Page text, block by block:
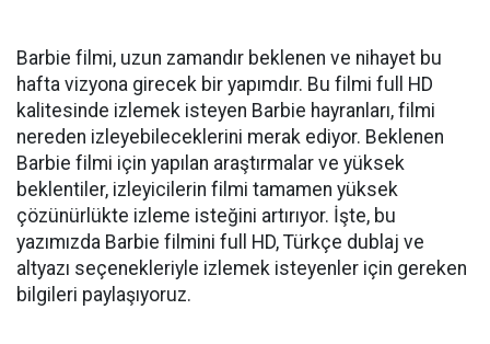
Barbie filmi, uzun zamandır beklenen ve nihayet bu
hafta vizyona girecek bir yapımdır. Bu filmi full HD
kalitesinde izlemek isteyen Barbie hayranları, filmi
nereden izleyebileceklerini merak ediyor. Beklenen
Barbie filmi için yapılan araştırmalar ve yüksek
beklentiler, izleyicilerin filmi tamamen yüksek
çözünürlükte izleme isteğini artırıyor. İşte, bu
yazımızda Barbie filmini full HD, Türkçe dublaj ve
altyazı seçenekleriyle izlemek isteyenler için gereken
bilgileri paylaşıyoruz.